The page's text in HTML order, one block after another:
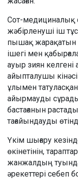
Сот-медициналық
жәбірленуші іш
пышақ жарақатын
ішегі мен
ауыр зиян
айыпталушы
ұлымен
айырмауды
бастағанын
тағайындауды
Үкім шығару
өкінетінін,
жанжалдың
әрекеттері себеп